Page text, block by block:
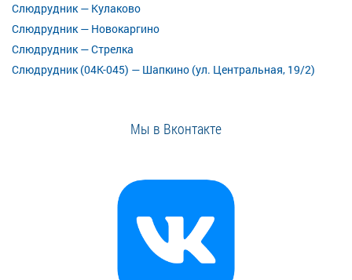
Слюдрудник — Кулаково
Слюдрудник — Новокаргино
Слюдрудник — Стрелка
Слюдрудник (04К-045) — Шапкино (ул. Центральная, 19/2)
Мы в Вконтакте